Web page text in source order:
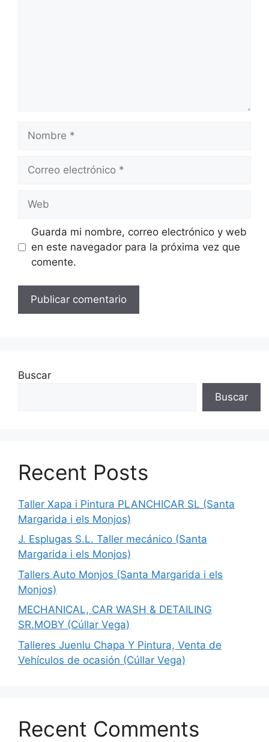
Nombre
Correo
Web
Guarda mi nombre, correo electrónico y web
en este navegador para la próxima vez que
comente.
Buscar
Buscar
Recent Posts
Taller Xapa i Pintura PLANCHICAR SL (Santa
Margarida i els Monjos)
J. Esplugas S.L. Taller mecánico (Santa
Margarida i els Monjos)
Tallers Auto Monjos (Santa Margarida i els
Monjos)
MECHANICAL, CAR WASH & DETAILING
SR.MOBY (Cúllar Vega)
Talleres Juenlu Chapa Y Pintura, Venta de
Vehículos de ocasión (Cúllar Vega)
Recent Comments